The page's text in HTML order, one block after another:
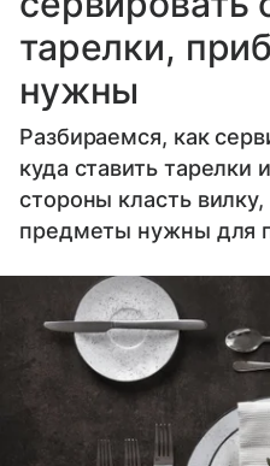
тарелки,
нужны
Разбираемся, как
куда ставить тарелки
стороны класть
предметы нужны для